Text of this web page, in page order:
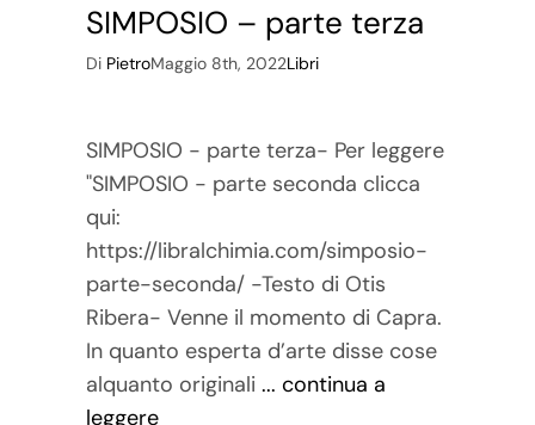
SIMPOSIO – parte terza
Di PietroMaggio 8th, 2022Libri
SIMPOSIO - parte terza- Per leggere
"SIMPOSIO - parte seconda clicca
qui:
https://libralchimia.com/simposio-
parte-seconda/ -Testo di Otis
Ribera- Venne il momento di Capra.
In quanto esperta d’arte disse cose
alquanto originali ... continua a
leggere